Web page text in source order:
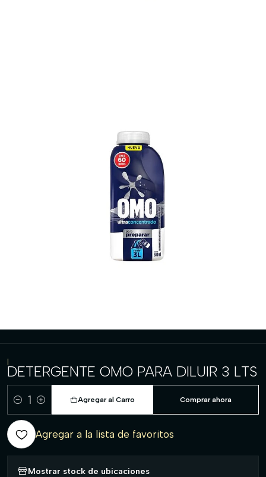
|
DETERGENTE OMO PARA DILUIR 3 LTS
Cantidad
Agregar al Carro Comprar ahora
Agregar a la lista de favoritos
Mostrar stock de ubicaciones